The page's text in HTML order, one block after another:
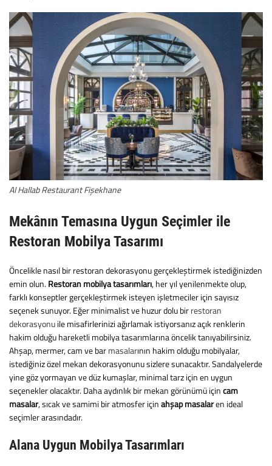
Al Hallab Restaurant Fişekhane
Mekânın Temasına Uygun Seçimler ile
Restoran Mobilya Tasarımı
Öncelikle nasıl bir restoran dekorasyonu gerçekleştirmek istediğinizden
emin olun.Restoran mobilya tasarımları, her yıl yenilenmekte olup,
farklı konseptler gerçekleştirmek isteyen işletmeciler için sayısız
seçenek sunuyor. Eğer minimalist ve huzur dolu birrestoran
dekorasyonuile misafirlerinizi ağırlamak istiyorsanız açık renklerin
hakim olduğu hareketli mobilya tasarımlarına öncelik tanıyabilirsiniz.
Ahşap, mermer, cam ve barmasalarının hakim olduğu mobilyalar,
istediğiniz özel mekan dekorasyonunu sizlere sunacaktır. Sandalyelerde
yine göz yormayan ve düz kumaşlar, minimal tarz için en uygun
seçenekler olacaktır. Daha aydınlık bir mekan görünümü içincam
masalar, sıcak ve samimi bir atmosfer içinahşap masalaren ideal
seçimler arasındadır.
Alana Uygun Mobilya Tasarımları